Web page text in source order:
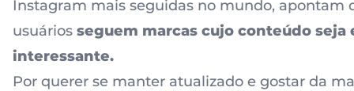
Instagram mais seguidas no mundo, apontam
usuários seguem marcas cujo conteúdo seja
interessante.
Por querer se manter atualizado e gostar da